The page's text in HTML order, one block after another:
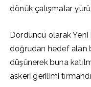
dönük çalışmalar
Dördüncü olarak Yeni
doğrudan hedef alan
düşünerek buna
askeri gerilimi